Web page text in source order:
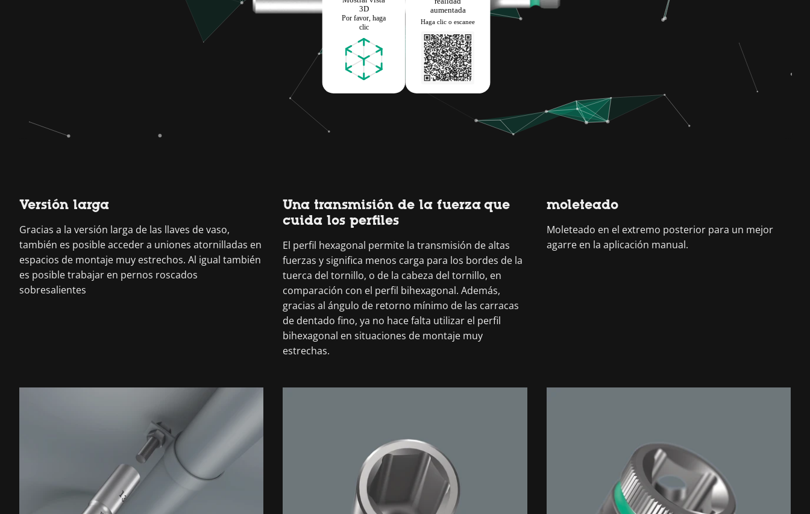
Versión larga
Gracias a la versión larga de las llaves de vaso,
también es posible acceder a uniones atornilladas en
espacios de montaje muy estrechos. Al igual también
es posible trabajar en pernos roscados
sobresalientes
Una transmisión de la fuerza que
cuida los perfiles
El perfil hexagonal permite la transmisión de altas
fuerzas y significa menos carga para los bordes de la
tuerca del tornillo, o de la cabeza del tornillo, en
comparación con el perfil bihexagonal. Además,
gracias al ángulo de retorno mínimo de las carracas
de dentado fino, ya no hace falta utilizar el perfil
bihexagonal en situaciones de montaje muy
estrechas.
moleteado
Moleteado en el extremo posterior para un mejor
agarre en la aplicación manual.